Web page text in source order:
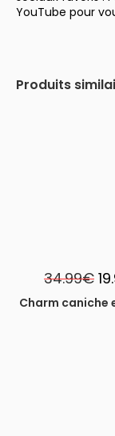
YouTube pour
Produits
34.99€ Le
Charm caniche